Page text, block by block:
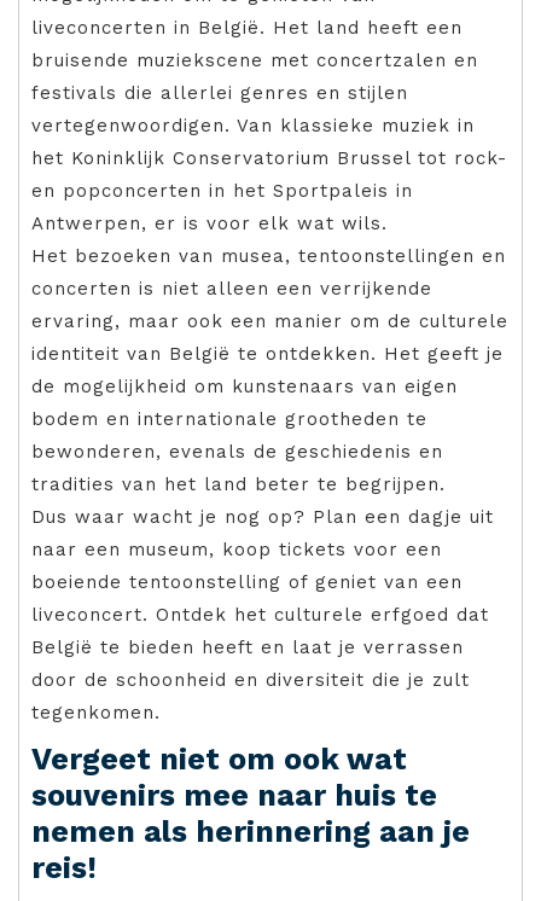
liveconcerten in België. Het land heeft een
bruisende muziekscene met concertzalen en
festivals die allerlei genres en stijlen
vertegenwoordigen. Van klassieke muziek in
het Koninklijk Conservatorium Brussel tot rock-
en popconcerten in het Sportpaleis in
Antwerpen, er is voor elk wat wils.
Het bezoeken van musea, tentoonstellingen en
concerten is niet alleen een verrijkende
ervaring, maar ook een manier om de culturele
identiteit van België te ontdekken. Het geeft je
de mogelijkheid om kunstenaars van eigen
bodem en internationale grootheden te
bewonderen, evenals de geschiedenis en
tradities van het land beter te begrijpen.
Dus waar wacht je nog op? Plan een dagje uit
naar een museum, koop tickets voor een
boeiende tentoonstelling of geniet van een
liveconcert. Ontdek het culturele erfgoed dat
België te bieden heeft en laat je verrassen
door de schoonheid en diversiteit die je zult
tegenkomen.
Vergeet niet om ook wat
souvenirs mee naar huis te
nemen als herinnering aan je
reis!